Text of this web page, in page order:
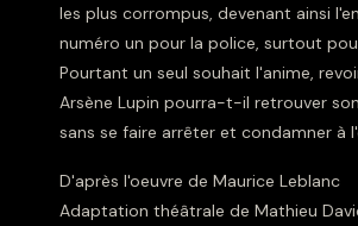
les plus corrompus, devenant ainsi
numéro un pour la police, surtout
Pourtant un seul souhait l'anime,
Arsène Lupin pourra-t-il retrouver
sans se faire arrêter et condamner à
D'après l'oeuvre de Maurice Leblanc
Adaptation théâtrale de Mathieu